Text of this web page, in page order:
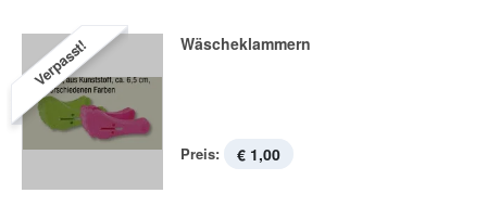
Verpasst! Wäscheklammern
Preis: € 1,00